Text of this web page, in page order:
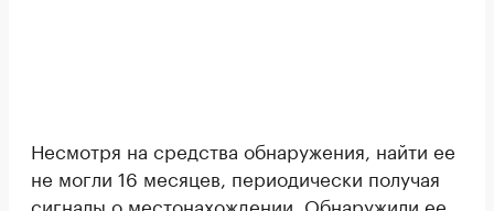
Несмотря на средства обнаружения, найти ее
не могли 16 месяцев, периодически получая
сигналы о местонахождении. Обнаружили ее